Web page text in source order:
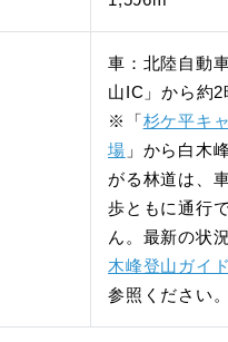
車：北陸自動
山IC」から約2
※「 杉ケ平キ
場 」から白木
がる林道は、
歩ともに通行
ん。最新の状
木峰登山ガイド
参照ください。